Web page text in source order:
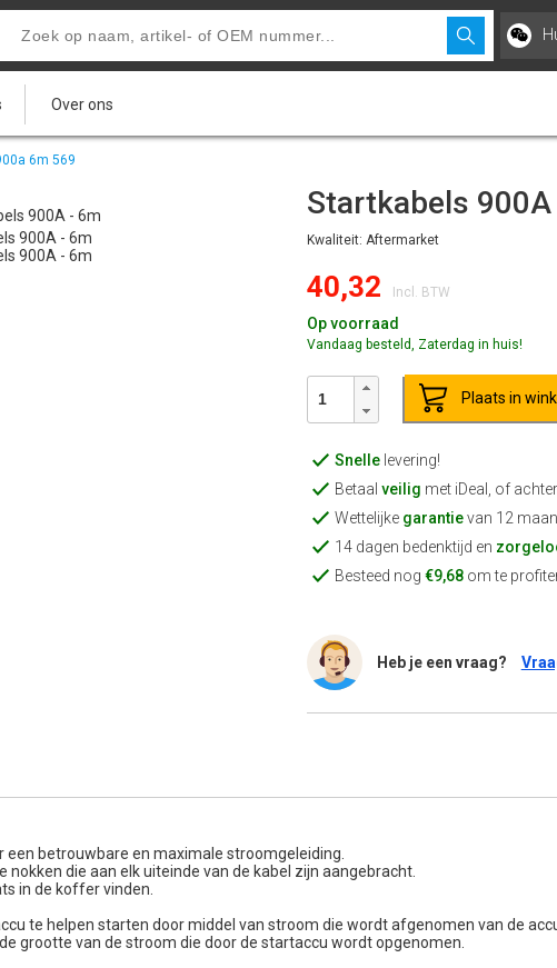
Over ons
6m 569
Startkabels 900A
Kwaliteit: Aftermarket
40,32 Incl. BTW
Op voorraad
Vandaag besteld, Zaterdag in huis!
Plaats in
Snellelevering!
Betaal veilig met iDeal, of
Wettelijke garantievan 12
14 dagen bedenktijd en
Besteed nog €9,68om te
Heb je een vraag?
betrouwbare en maximale stroomgeleiding.
die aan elk uiteinde van de kabel zijn aangebracht.
in de koffer vinden.
te helpen starten door middel van stroom die wordt afgenomen van de
grootte van de stroom die door de startaccu wordt opgenomen.